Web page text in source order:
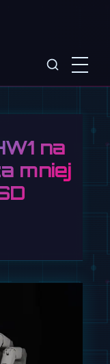
na
mniej